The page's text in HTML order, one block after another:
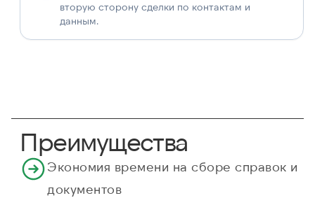
вторую сторону сделки по контактам и
данным.
Преимущества
Экономия времени на сборе справок и
документов